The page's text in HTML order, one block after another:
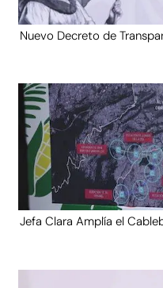
Nuevo Decreto de
Jefa Clara Amplía el